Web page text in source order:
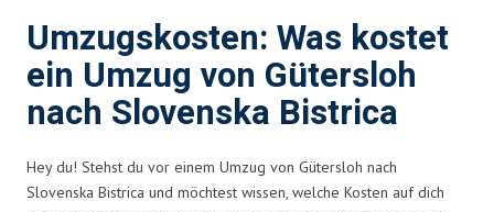
Umzugskosten: Was kostet
ein Umzug von Gütersloh
nach Slovenska Bistrica
Hey du! Stehst du vor einem Umzug von Gütersloh nach
Slovenska Bistrica und möchtest wissen, welche Kosten auf dich